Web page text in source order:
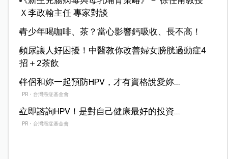
Ｘ李政翰主任 專家對談
青少年喝咖啡、茶？當心影響鈣吸收、長不高！
頻尿讓人好困擾！中醫教你改善婦女膀胱過動症4
招＋2茶飲
伴侶和妳一起預防HPV，才有資格說愛妳...
PR・台灣癌症基金會
立即諮詢HPV！是對自己健康最好的投資...
PR・台灣癌症基金會